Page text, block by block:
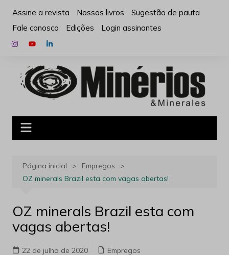
para
conteúdo
Assine a revista Nossos livros
Sugestão de pauta
Fale conosco
Edições Login assinantes
Página inicial
Empregos
OZ minerals Brazil esta com vagas abertas!
OZ minerals Brazil esta com
vagas abertas!
22 de julho de 2020 Empregos